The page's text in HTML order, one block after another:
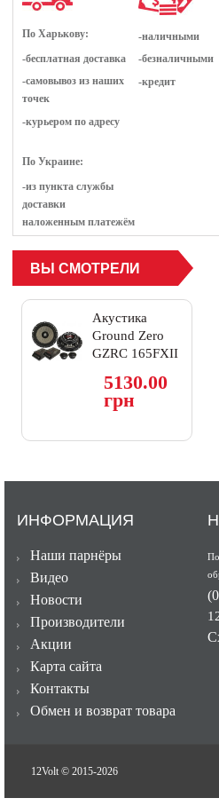
По Харькову:
-бесплатная доставка
-самовывоз из наших
точек
-курьером по адресу
По Украине:
-из пункта службы
доставки
наложенным платежём
-наличными
-безналичными
-кредит
ВЫ СМОТРЕЛИ
Акустика
Ground Zero
GZRC 165FXII
5130.00
грн
ИНФОРМАЦИЯ
Наши парнёры
Видео
Новости
Производители
Акции
Карта сайта
Контакты
Обмен и возврат товара
12Volt © 2015-2026